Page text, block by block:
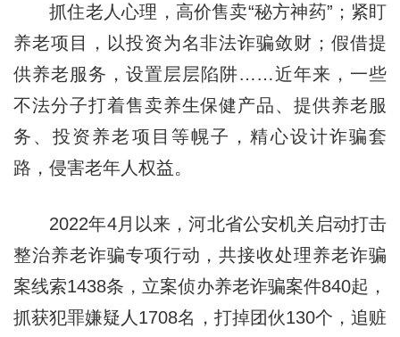
抓住老人心理，高价售卖“秘方神药”；紧盯
养老项目，以投资为名非法诈骗敛财；假借提
供养老服务，设置层层陷阱……近年来，一些
不法分子打着售卖养生保健产品、提供养老服
务、投资养老项目等幌子，精心设计诈骗套
路，侵害老年人权益。
2022年4月以来，河北省公安机关启动打击
整治养老诈骗专项行动，共接收处理养老诈骗
案线索1438条，立案侦办养老诈骗案件840起，
抓获犯罪嫌疑人1708名，打掉团伙130个，追赃